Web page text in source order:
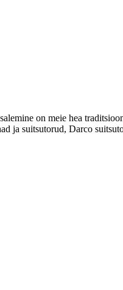
on meie hea
ja suitsutorud, Darco